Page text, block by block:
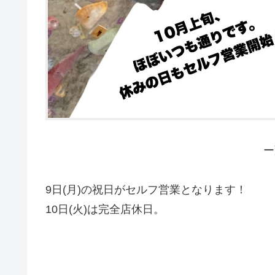
9日(月)の祝日がセルフ営業となります！
10日(火)は完全店休日。